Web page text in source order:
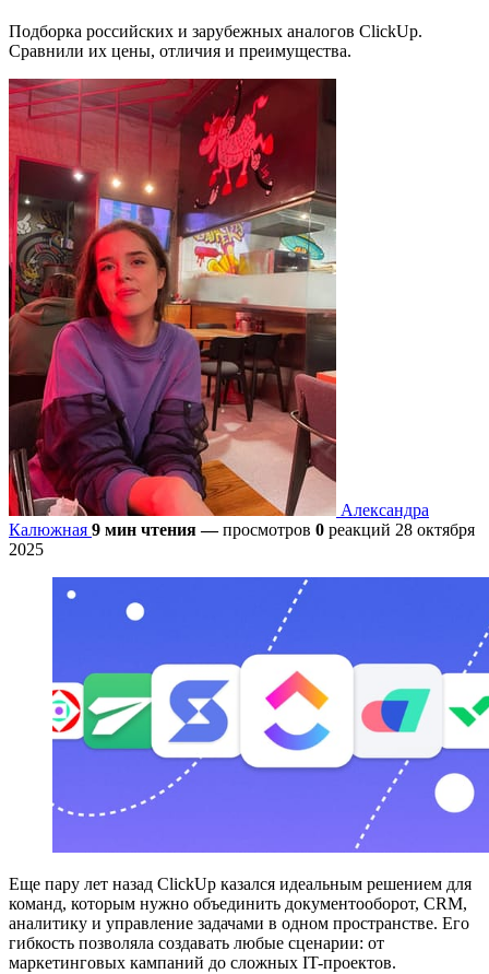
Подборка российских и зарубежных аналогов ClickUp.
Сравнили их цены, отличия и преимущества.
Александра
Калюжная 9 мин чтения —просмотров 0 реакций 28 октября
2025
Еще пару лет назад ClickUp казался идеальным решением для
команд, которым нужно объединить документооборот, CRM,
аналитику и управление задачами в одном пространстве. Его
гибкость позволяла создавать любые сценарии: от
маркетинговых кампаний до сложных IT-проектов.